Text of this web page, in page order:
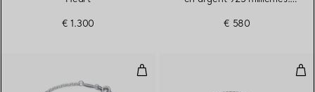
€ 1.300
€ 580
Bracelet Open Heart en argent